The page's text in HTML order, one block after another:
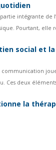
intégrante de
Pourtant, elle
social et
Ces deux
la